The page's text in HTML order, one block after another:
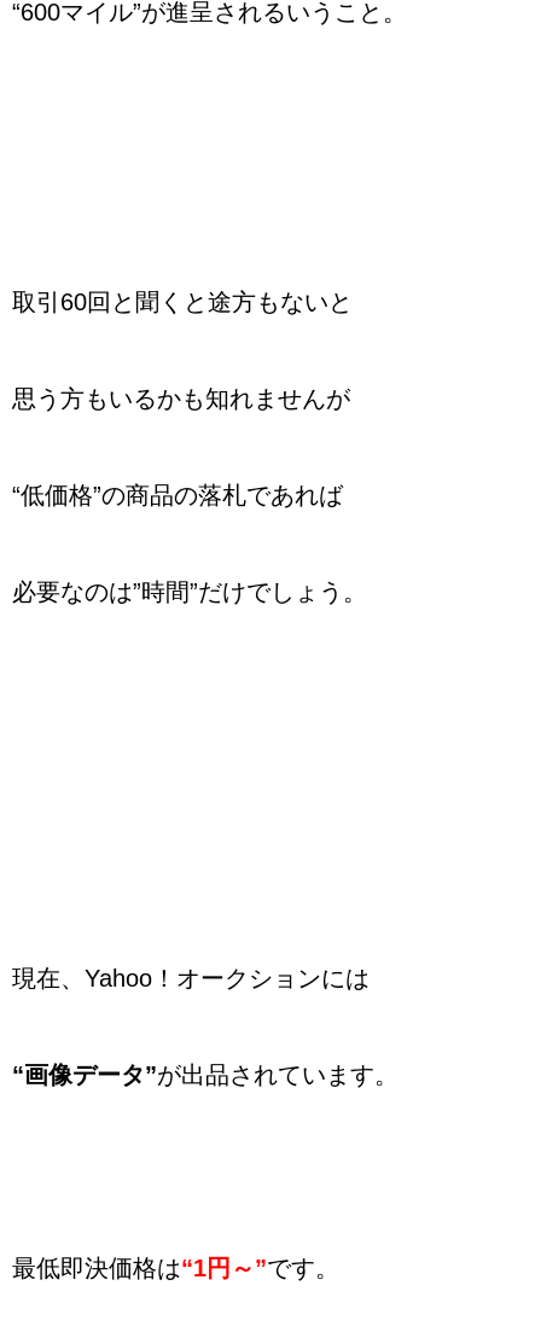
“600マイル”が進呈されるいうこと。
取引60回と聞くと途方もないと
思う方もいるかも知れませんが
“低価格”の商品の落札であれば
必要なのは”時間”だけでしょう。
現在、Yahoo！オークションには
“画像データ”が出品されています。
最低即決価格は“1円～”です。